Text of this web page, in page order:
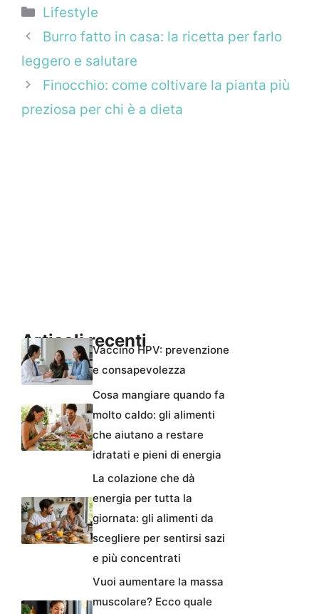
Categorie
Lifestyle
Burro fatto in casa: la ricetta per farlo
leggero e salutare
Finocchio: come coltivare la pianta più
preziosa per chi è a dieta
Articoli recentiVaccino HPV: prevenzione
e consapevolezza
Cosa mangiare quando fa
molto caldo: gli alimenti
che aiutano a restare
idratati e pieni di energia
La colazione che dà
energia per tutta la
giornata: gli alimenti da
scegliere per sentirsi sazi
e più concentrati
Vuoi aumentare la massa
muscolare? Ecco quale